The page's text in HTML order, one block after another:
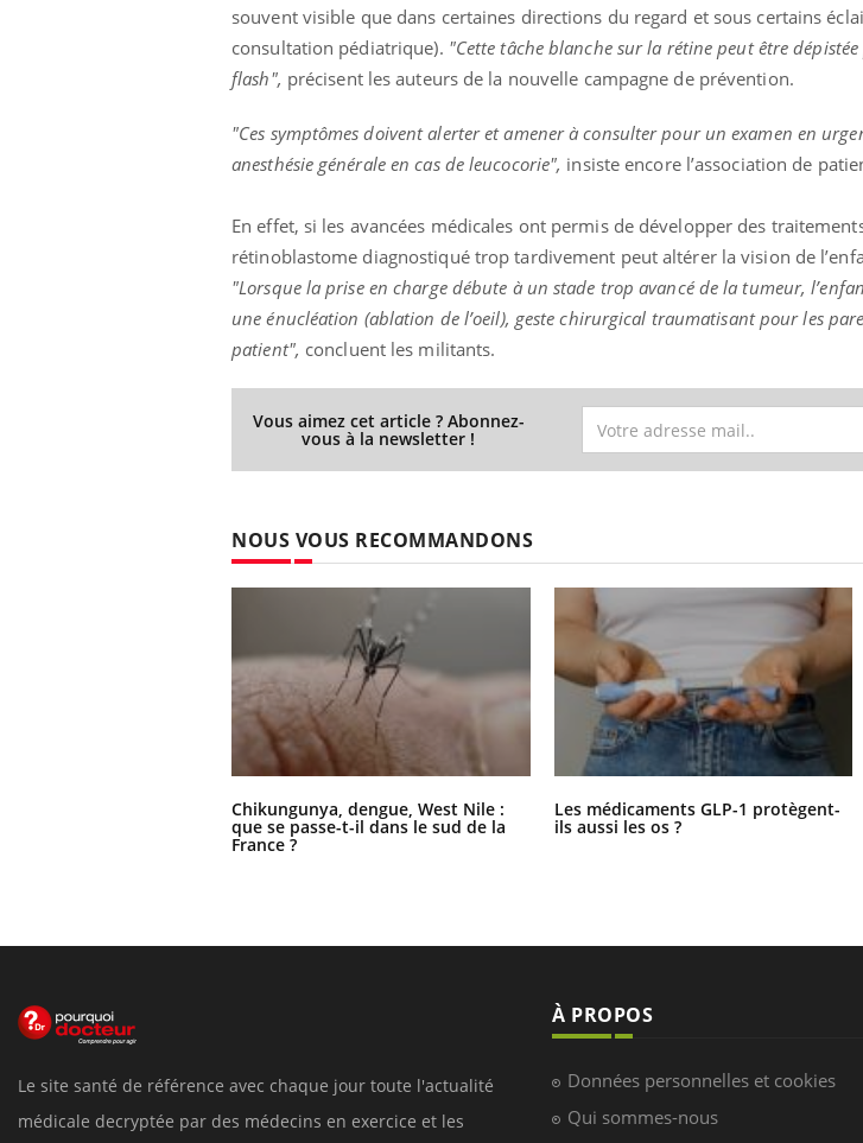
souvent visible que dans certaines directions du regard et sous certains
consultation pédiatrique). "Cette tâche blanche sur la rétine peut être
flash", précisent les auteurs de la nouvelle campagne de prévention.
"Ces symptômes doivent alerter et amener à consulter pour un examen en
anesthésie générale en cas de leucocorie", insiste encore l’association de
En effet, si les avancées médicales ont permis de développer des
rétinoblastome diagnostiqué trop tardivement peut altérer la vision de
"Lorsque la prise en charge débute à un stade trop avancé de la tumeur,
une énucléation (ablation de l’oeil), geste chirurgical traumatisant pour les
patient", concluent les militants.
Vous aimez cet article ? Abonnez-
vous à la newsletter !
NOUS VOUS RECOMMANDONS
Chikungunya, dengue, West Nile :
que se passe-t-il dans le sud de la
France ?
Les médicaments GLP-1 protègent-
ils aussi les os ?
Le site santé de référence avec chaque jour toute l'actualité
médicale decryptée par des médecins en exercice et les
À PROPOS
Données personnelles et cookies
Qui sommes-nous